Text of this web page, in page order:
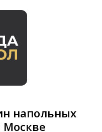
напольных
Москве